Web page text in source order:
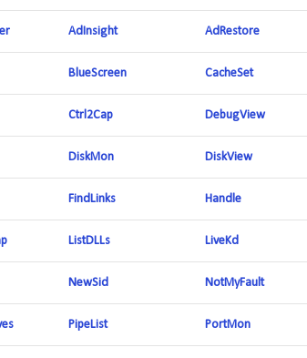
AdInsight AdRestore
BlueScreen CacheSet
Ctrl2Cap DebugView
DiskMon DiskView
FindLinks Handle
ListDLLs LiveKd
NewSid NotMyFault
PipeList PortMon